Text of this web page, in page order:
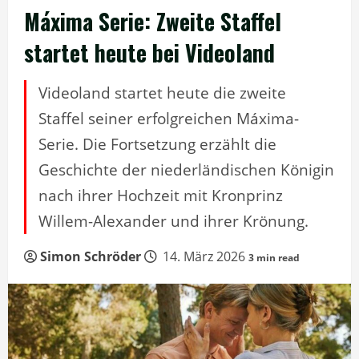
Máxima Serie: Zweite Staffel
startet heute bei Videoland
Videoland startet heute die zweite
Staffel seiner erfolgreichen Máxima-
Serie. Die Fortsetzung erzählt die
Geschichte der niederländischen Königin
nach ihrer Hochzeit mit Kronprinz
Willem-Alexander und ihrer Krönung.
Simon Schröder 14. März 2026 3 min read